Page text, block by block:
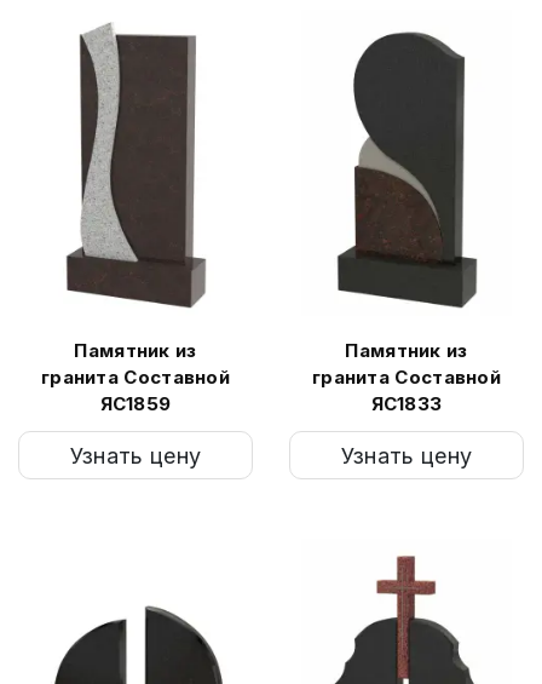
Памятник из
гранита Составной
ЯС1859
Узнать цену
Памятник из
гранита Составной
ЯС1833
Узнать цену